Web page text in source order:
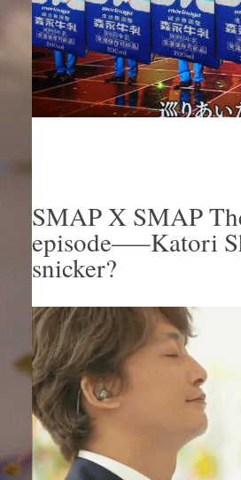
SMAP X SMAP
episode—–Katori
snicker?